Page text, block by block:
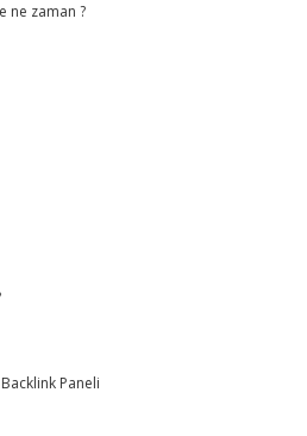
ne zaman ?